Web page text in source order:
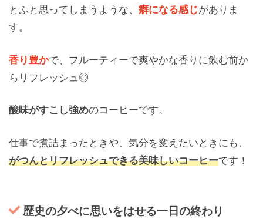
とふと思ってしまうような、癖になる感じがありま
す。
香り豊かで、フルーティーで爽やかな香りに飲む前か
らリフレッシュ◎
酸味がすこし強めのコーヒーです。
仕事で煮詰まったときや、気分を変えたいときにも、
がつんとリフレッシュできる美味しいコーヒーです！
歴史の夕べに思いをはせる一日の終わり